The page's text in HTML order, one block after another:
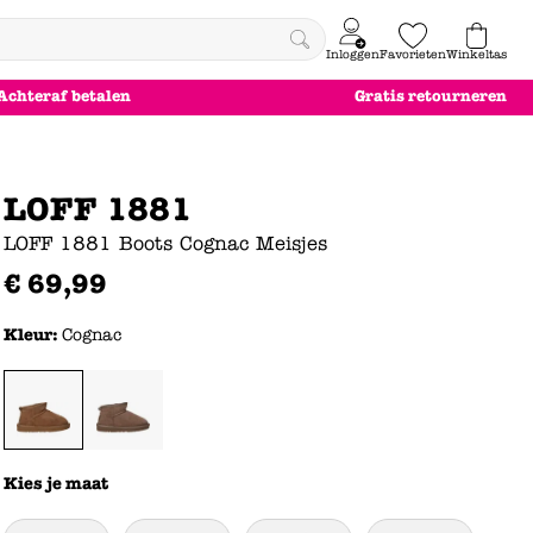
InloggenFavorietenWinkeltas
0
betalen Gratis retourneren
LOFF 1881
LOFF 1881 Boots Cognac Meisjes
€ 69,99
Kleur: Cognac
Kies je maat